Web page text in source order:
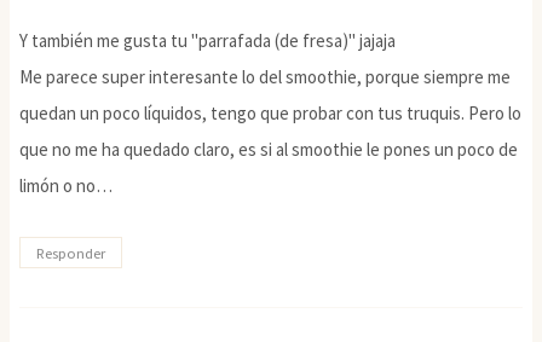
Y también me gusta tu "parrafada (de fresa)" jajaja
Me parece super interesante lo del smoothie, porque siempre me
quedan un poco líquidos, tengo que probar con tus truquis. Pero lo
que no me ha quedado claro, es si al smoothie le pones un poco de
limón o no…
Responder